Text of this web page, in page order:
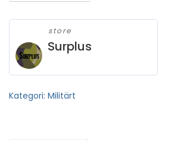
store
Surplus
Kategori: Militärt